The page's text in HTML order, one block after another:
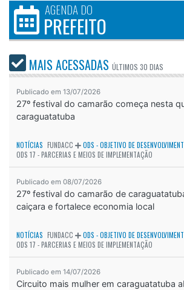
AGENDA DO
PREFEITO
MAIS ACESSADAS ÚLTIMOS 30 DIAS
Publicado em 13/07/2026
27º festival do camarão começa nesta
caraguatatuba
NOTÍCIAS FUNDACC
ODS - OBJETIVO DE
ODS 17 - PARCERIAS E MEIOS DE IMPLEMENTAÇÃO
Publicado em 08/07/2026
27º festival do camarão de
caiçara e fortalece economia local
NOTÍCIAS FUNDACC
ODS - OBJETIVO DE
ODS 17 - PARCERIAS E MEIOS DE IMPLEMENTAÇÃO
Publicado em 14/07/2026
Circuito mais mulher em caraguatatuba